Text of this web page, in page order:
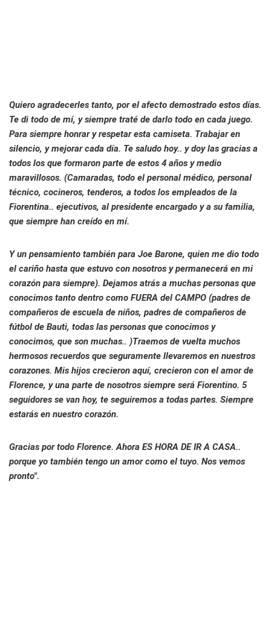
Quiero agradecerles tanto, por el afecto demostrado estos días.
Te di todo de mí, y siempre traté de darlo todo en cada juego.
Para siempre honrar y respetar esta camiseta. Trabajar en
silencio, y mejorar cada día. Te saludo hoy.. y doy las gracias a
todos los que formaron parte de estos 4 años y medio
maravillosos. (Camaradas, todo el personal médico, personal
técnico, cocineros, tenderos, a todos los empleados de la
Fiorentina.. ejecutivos, al presidente encargado y a su familia,
que siempre han creído en mí.
Y un pensamiento también para Joe Barone, quien me dio todo
el cariño hasta que estuvo con nosotros y permanecerá en mi
corazón para siempre). Dejamos atrás a muchas personas que
conocimos tanto dentro como FUERA del CAMPO (padres de
compañeros de escuela de niños, padres de compañeros de
fútbol de Bauti, todas las personas que conocimos y
conocimos, que son muchas.. )Traemos de vuelta muchos
hermosos recuerdos que seguramente llevaremos en nuestros
corazones. Mis hijos crecieron aquí, crecieron con el amor de
Florence, y una parte de nosotros siempre será Fiorentino. 5
seguidores se van hoy, te seguiremos a todas partes. Siempre
estarás en nuestro corazón.
Gracias por todo Florence. Ahora ES HORA DE IR A CASA..
porque yo también tengo un amor como el tuyo. Nos vemos
pronto".